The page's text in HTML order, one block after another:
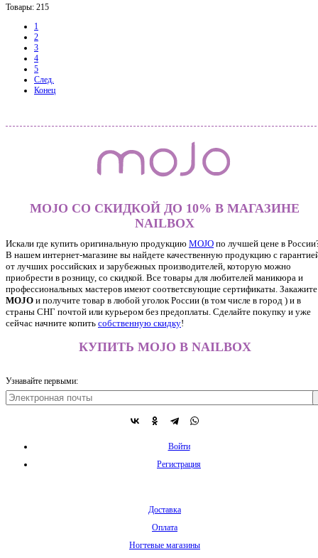
Товары: 215
1
2
3
4
5
След.
Конец
MOJO СО СКИДКОЙ ДО 10% В МАГАЗИНЕ
NAILBOX
Искали где купить оригинальную продукцию MOJO по лучшей цене в
В нашем интернет-магазине вы найдете качественную продукцию с
от лучших российских и зарубежных производителей, которую можно
приобрести в розницу, со скидкой. Все товары для любителей маникюра и
профессиональных мастеров имеют соответсвующие сертификаты. Закажите
MOJO и получите товар в любой уголок России (в том числе в город ) и в
страны СНГ почтой или курьером без предоплаты. Сделайте покупку и уже
сейчас начните копить собственную скидку!
КУПИТЬ MOJO В NAILBOX
Узнавайте первыми:
Войти
Регистрация
Доставка
Оплата
Ногтевые магазины